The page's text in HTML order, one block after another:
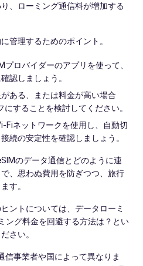
、ローミング通信料が増加する
管理するためのポイント。
ロバイダーのアプリを使って、
認しましょう。
ある、または料金が高い場合
することを検討してください。
ネットワークを使用し、自動切
続の安定性を確認しましょう。
のデータ通信とどのように連
、思わぬ費用を防ぎつつ、旅行
す。
ントについては、データローミ
ング料金を回避する方法は？とい
さい。
信事業者や国によって異なりま